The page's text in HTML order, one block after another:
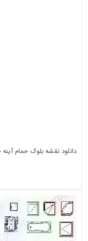
دانلود نقشه بلوک حمام آینه